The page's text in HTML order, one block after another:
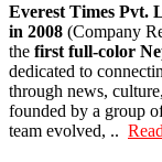
Everest Times Pvt.
in 2008 (Company
the first full-color
dedicated to
through news,
founded by a group
team evolved, ..